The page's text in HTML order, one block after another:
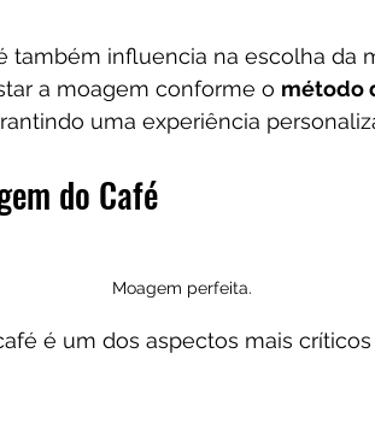
também influencia na escolha da
a moagem conforme o método
uma experiência
do Café
Moagem perfeita.
é um dos aspectos mais